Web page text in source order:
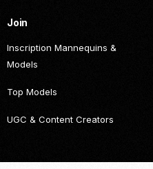
Join
Inscription Mannequins &
Models
Top Models
UGC & Content Creators